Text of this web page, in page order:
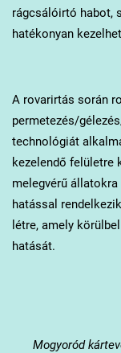
rágcsálóirtó habot,
hatékonyan
A rovarirtás során
permetezés/
technológiát
kezelendő felületre
melegvérű
hatással
létre, amely
hatását.
Mogyoród